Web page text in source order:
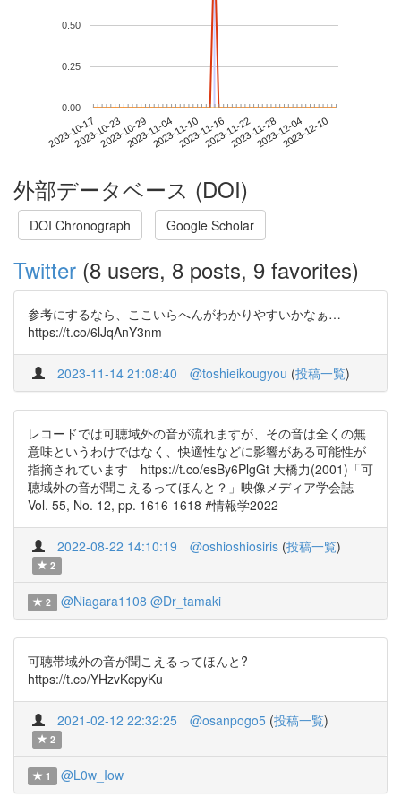
2023-10-172023-10-232023-10-292023-11-042023-11-102023-11-162023-11-222023-11-282023-12-042023-12-10
0.00
0.25
0.50
外部データベース (DOI)
DOI Chronograph Google Scholar
Twitter (8 users, 8 posts, 9 favorites)
参考にするなら、ここいらへんがわかりやすいかなぁ…
https://t.co/6lJqAnY3nm
2023-11-14 21:08:40 @toshieikougyou (投稿一覧)
レコードでは可聴域外の音が流れますが、その音は全くの無
意味というわけではなく、快適性などに影響がある可能性が
指摘されています https://t.co/esBy6PlgGt 大橋力(2001)「可
聴域外の音が聞こえるってほんと？」映像メディア学会誌
Vol. 55, No. 12, pp. 1616-1618 #情報学2022
2022-08-22 14:10:19 @oshioshiosiris (投稿一覧)
2
2 @Niagara1108 @Dr_tamaki
可聴帯域外の音が聞こえるってほんと?
https://t.co/YHzvKcpyKu
2021-02-12 22:32:25 @osanpogo5 (投稿一覧)
2
1 @L0w_Iow